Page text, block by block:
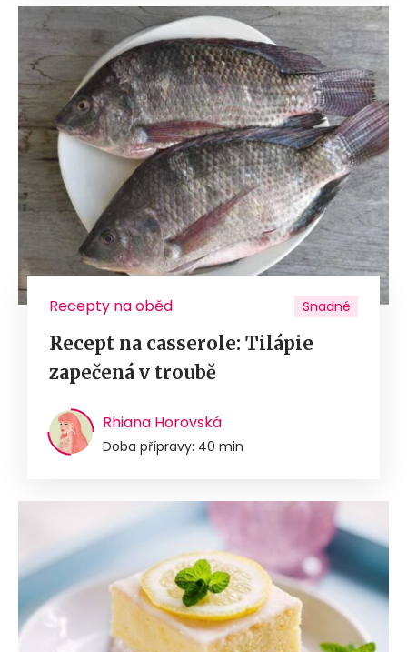
Recepty na oběd Snadné
Recept na casserole: Tilápie
zapečená v troubě
Rhiana Horovská
Doba přípravy: 40 min